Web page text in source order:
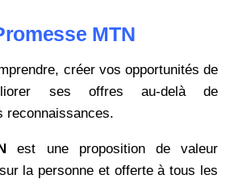
MTN
créer vos opportunités de
ses offres au-delà de
reconnaissances.
est une proposition de valeur
la personne et offerte à tous les